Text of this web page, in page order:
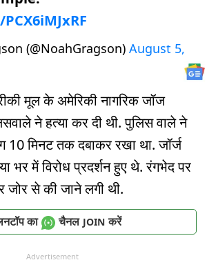
(@NoahGragson) August 5,
मूल के अमेरिकी नागरिक जॉज
ने हत्या कर दी थी. पुलिस वाले ने
मिनट तक दबाकर रखा था. जॉर्ज
भर में विरोध प्रदर्शन हुए थे. रंगभेद पर
जोर से की जाने लगी थी.
का चैनल JOIN करें
Advertisement